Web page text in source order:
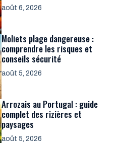
août 6, 2026
Moliets plage dangereuse :
comprendre les risques et
conseils sécurité
août 5, 2026
Arrozais au Portugal : guide
complet des rizières et
paysages
août 5, 2026